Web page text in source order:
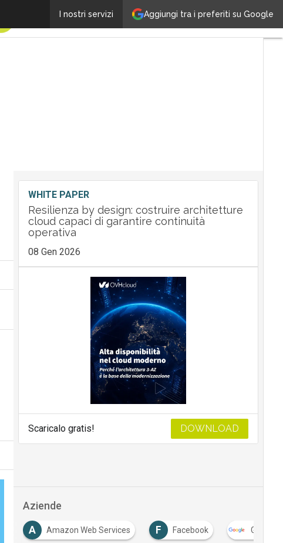
Aggiungi tra i preferiti su Google
I nostri servizi
I consumi di energia saranno d’ostacolo alla
WHITE PAPER
Resilienza by design: costruire architetture
cloud capaci di garantire continuità
operativa
08 Gen 2026
Scaricalo gratis! DOWNLOAD
Aziende
A Amazon Web Services F Facebook Google